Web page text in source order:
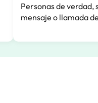
Personas de verdad,
mensaje o llamada